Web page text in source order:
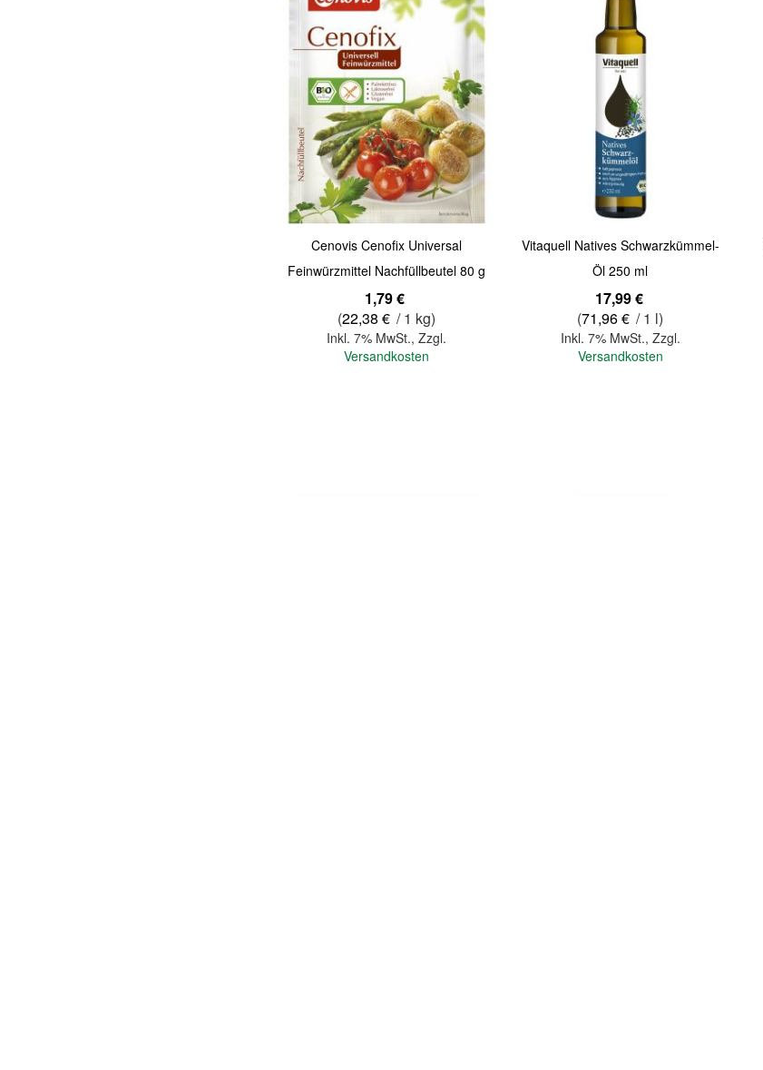
Quickview
Cenovis Cenofix Universal
Feinwürzmittel Nachfüllbeutel 80 g
1,79 €
(22,38 € / 1 kg)
Inkl. 7% MwSt., Zzgl.
Versandkosten
Vitaquell Natives Schwarzkümmel-
Öl 250 ml
17,99 €
(71,96 € / 1 l)
Inkl. 7% MwSt., Zzgl.
Versandkosten